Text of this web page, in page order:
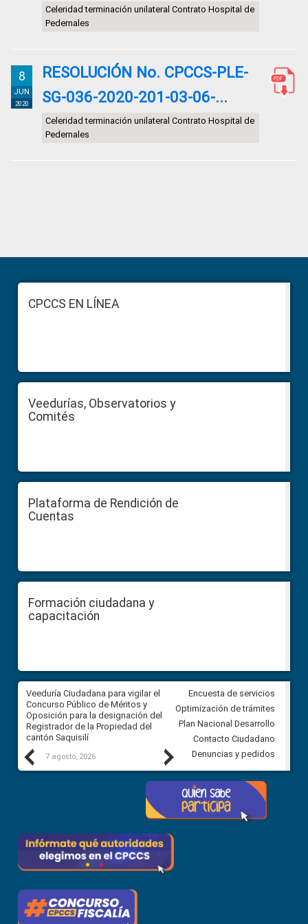
Celeridad terminación unilateral Contrato Hospital de
Pedernales
8
JUN
2020
RESOLUCIÓN No. CPCCS-PLE-
SG-036-2020-201-03-06-...
Celeridad terminación unilateral Contrato Hospital de
Pedernales
Sidebar
FooterCPCCS EN LÍNEA
Veedurías, Observatorios y
Comités
Plataforma de Rendición de
Cuentas
Formación ciudadana y
capacitación
Previous
Veeduría Ciudadana para vigilar el
Concurso Público de Méritos y
Oposición para la designación del
Registrador de la Propiedad del
cantón Saquisilí
7 agosto, 2026
Veeduría Ciudadana para
construcción del asfaltado de
Ballenita del cantón Santa
7 agosto, 2026
Next
Encuesta de servicios
Optimización de trámites
Plan Nacional Desarrollo
Contacto Ciudadano
Denuncias y pedidos